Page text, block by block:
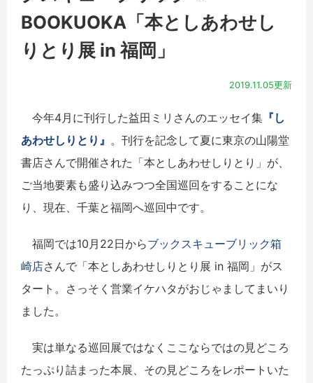
BOOKUOKA「本としあわせし
りとり展 in 福岡」
2019.11.05更新
今年4月に刊行した益田ミリさんのエッセイ集 『し
あわせしりとり』 。刊行を記念して夏に東京の山陽堂
書店さんで開催された「本としあわせしりとり」が、
ご当地要素も盛り込みつつ全国巡回をすることにな
り、現在、千葉と福岡へ巡回中です。
福岡では10月22日からブックスキューブリック箱
崎店さんで「本としあわせしりとり展 in 福岡」がス
タート。さっそく営業イケハタがおじゃましてまいり
ました。
実は単なる巡回展ではなくここならではの見どころ
たっぷり詰まった本展、その見どころをレポートいた